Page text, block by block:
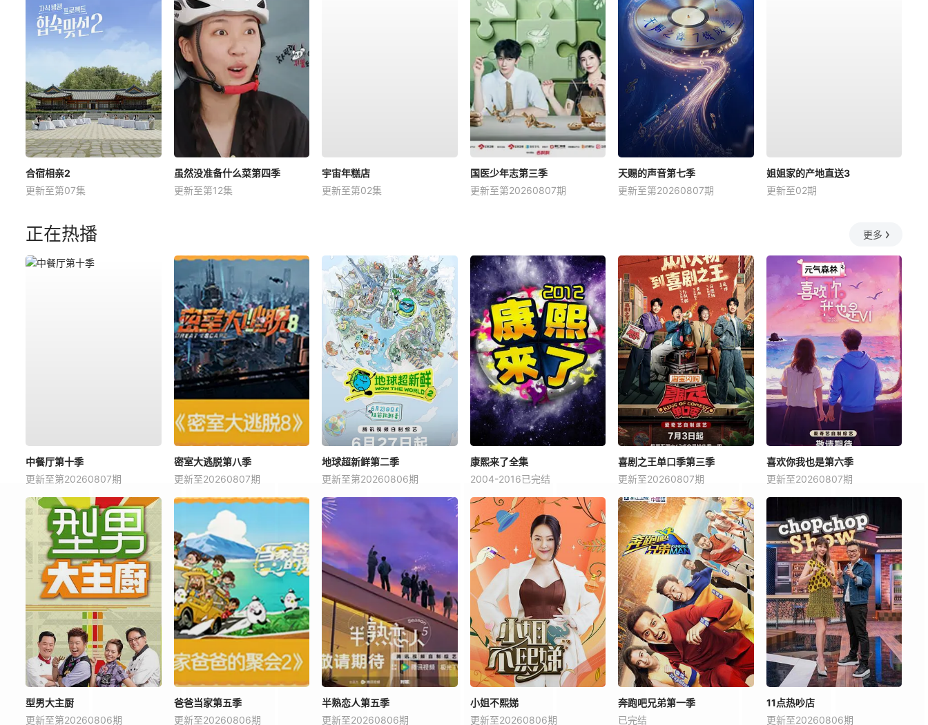
合宿相亲2
更新至第07集
虽然没准备什么菜第四季
更新至第12集
宇宙年糕店
更新至第02集
国医少年志第三季
更新至第20260807期
天赐的声音第七季
更新至第20260807期
姐姐家的产地直送3
更新至02期
正在热播 更多
中餐厅第十季
更新至第20260807期
密室大逃脱第八季
更新至20260807期
地球超新鲜第二季
更新至第20260806期
康熙来了全集
2004-2016已完结
喜剧之王单口季第三季
更新至20260807期
喜欢你我也是第六季
更新至20260807期
型男大主厨
更新至第20260806期
爸爸当家第五季
更新至20260806期
半熟恋人第五季
更新至20260806期
小姐不熙娣
更新至20260806期
奔跑吧兄弟第一季
已完结
11点热吵店
更新至20260806期